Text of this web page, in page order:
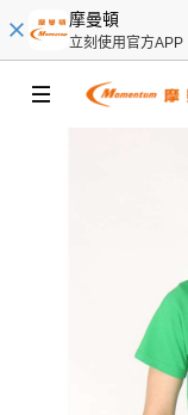
摩曼頓
立刻使用官方APP